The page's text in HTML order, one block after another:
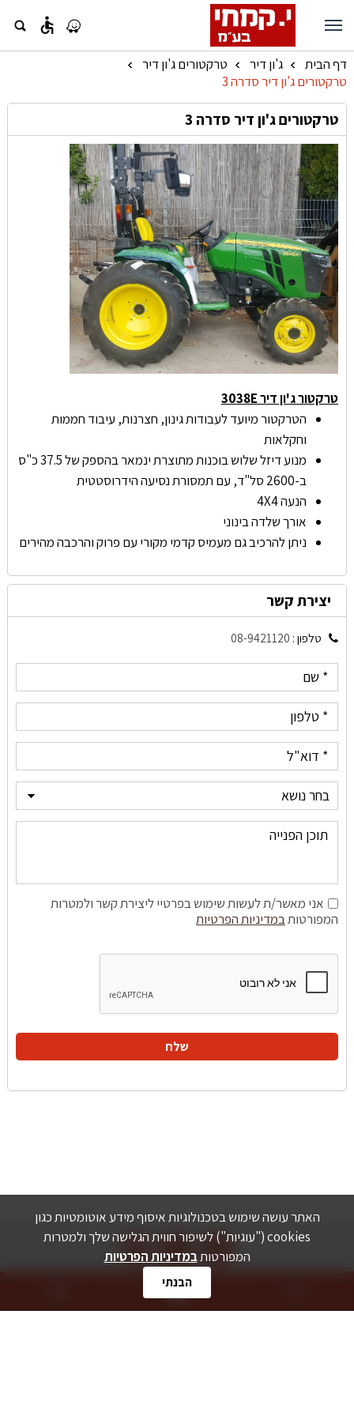
האתר עושה שימוש בטכנולוגיות איסוף מידע אוטומטיות כגון
cookies ("עוגיות") לשיפור חווית הגלישה שלך ולמטרות
המפורטותבמדיניות הפרטיות
הבנתי
accessible
דף הבית » ג'ון דיר » טרקטורים ג'ון דיר »
טרקטורים ג'ון דיר סדרה 3
טרקטורים ג'ון דיר סדרה 3
טרקטור ג'ון דיר 3038E
הטרקטור מיועד לעבודות גינון, חצרנות, עיבוד חממות
וחקלאות
מנוע דיזל שלוש בוכנות מתוצרת ינמאר בהספק של 37.5 כ"ס
ב-2600 סל"ד, עם תמסורת נסיעה הידרוסטטית
הנעה 4X4
אורך שלדה בינוני
ניתן להרכיב גם מעמיס קדמי מקורי עם פרוק והרכבה מהירים
יצירת קשר
טלפון : 08-9421120
אני מאשר/ת לעשות שימוש בפרטיי ליצירת קשר ולמטרות
המפורטותבמדיניות הפרטיות



Snapper